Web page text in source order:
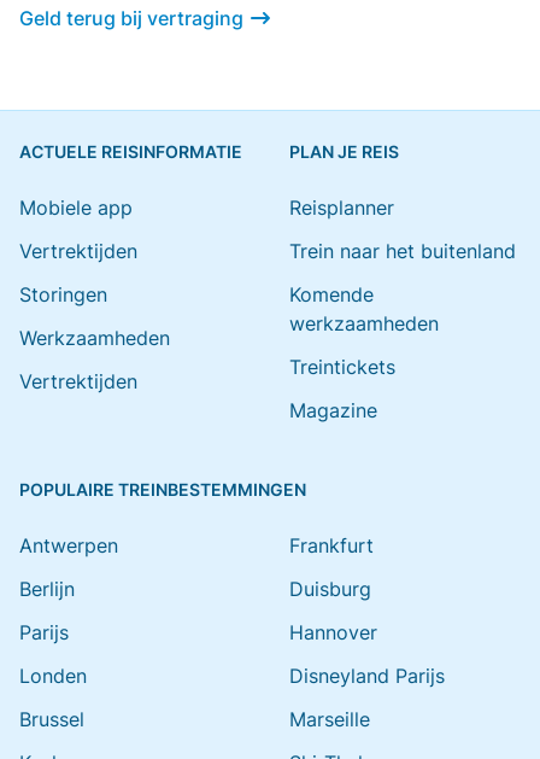
Geld terug bij vertraging
ACTUELE REISINFORMATIE
Mobiele app
Vertrektijden
Storingen
Werkzaamheden
Vertrektijden
PLAN JE REIS
Reisplanner
Trein naar het buitenland
Komende
werkzaamheden
Treintickets
Magazine
POPULAIRE TREINBESTEMMINGEN
Antwerpen
Berlijn
Parijs
Londen
Brussel
Frankfurt
Duisburg
Hannover
Disneyland Parijs
Marseille